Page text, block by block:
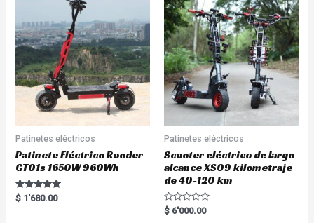
Patinetes eléctricos
Patinete Eléctrico Rooder
GT01s 1650W 960Wh
Rated
5.00
$ 1'680.00
Patinetes eléctricos
Scooter eléctrico de largo
alcance XS09 kilometraje
de 40-120 km
R
a
$ 6'000.00